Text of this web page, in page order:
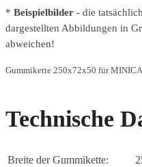
* Beispielbilder - die
dargestellten Abbildungen in
abweichen!
Gummikette 250x72x50 für
Technische
Breite der Gummikette: